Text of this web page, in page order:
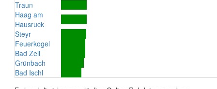
Traun
Haag am
Hausruck
Steyr
Feuerkogel
Bad Zell
Grünbach
Bad Ischl